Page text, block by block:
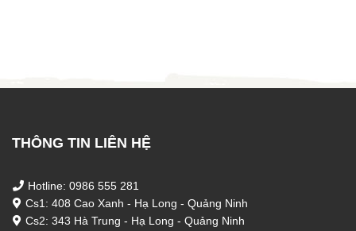
THÔNG TIN LIÊN HỆ
Hotline: 0986 555 281
Cs1: 408 Cao Xanh - Hạ Long - Quảng Ninh
Cs2: 343 Hà Trung - Hạ Long - Quảng Ninh